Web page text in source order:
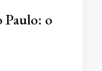
Paulo: o